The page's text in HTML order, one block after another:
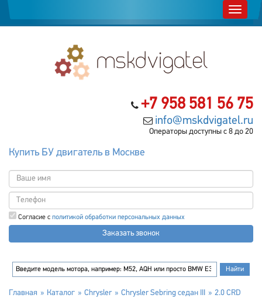
+7 958 581 56 75
info@mskdvigatel.ru
Операторы доступны с 8 до 20
Купить БУ двигатель в Москве
Согласие с политикой обработки персональных данных
Заказать звонок
Главная Каталог Chrysler Chrysler Sebring седан III 2.0 CRD